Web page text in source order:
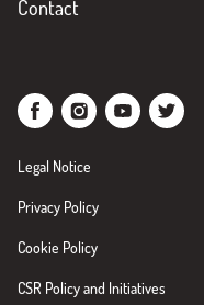
Contact
Legal Notice
Privacy Policy
Cookie Policy
CSR Policy and Initiatives